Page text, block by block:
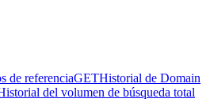
de referenciaGETHistorial de Domain
del volumen de búsqueda total